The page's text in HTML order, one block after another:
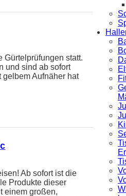
Gürtelprüfungen statt.
und sind ab sofort
Aufnäher hat
Ab sofort ist die
Produkte dieser
einem großen,